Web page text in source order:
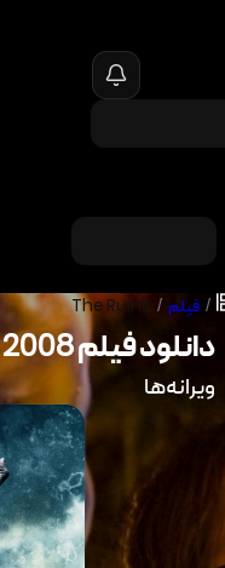
/ فیلم /
The Ruins
دانلود فیلم2008
ویرانه‌ها